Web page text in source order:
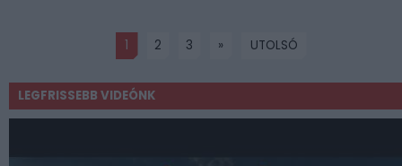
1 2 3 » UTOLSÓ
LEGFRISSEBB VIDEÓNK